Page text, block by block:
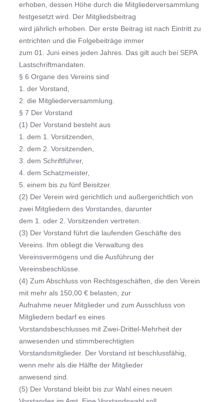
erhoben, dessen Höhe durch die Mitgliederversammlung
festgesetzt wird. Der Mitgliedsbeitrag
wird jährlich erhoben. Der erste Beitrag ist nach Eintritt zu
entrichten und die Folgebeiträge immer
zum 01. Juni eines jeden Jahres. Das gilt auch bei SEPA
Lastschriftmandaten.
§ 6 Organe des Vereins sind
1. der Vorstand,
2. die Mitgliederversammlung.
§ 7 Der Vorstand
(1) Der Vorstand besteht aus
1. dem 1. Vorsitzenden,
2. dem 2. Vorsitzenden,
3. dem Schriftführer,
4. dem Schatzmeister,
5. einem bis zu fünf Beisitzer.
(2) Der Verein wird gerichtlich und außergerichtlich von
zwei Mitgliedern des Vorstandes, darunter
dem 1. oder 2. Vorsitzenden vertreten.
(3) Der Vorstand führt die laufenden Geschäfte des
Vereins. Ihm obliegt die Verwaltung des
Vereinsvermögens und die Ausführung der
Vereinsbeschlüsse.
(4) Zum Abschluss von Rechtsgeschäften, die den Verein
mit mehr als 150,00 € belasten, zur
Aufnahme neuer Mitglieder und zum Ausschluss von
Mitgliedern bedarf es eines
Vorstandsbeschlusses mit Zwei-Drittel-Mehrheit der
anwesenden und stimmberechtigten
Vorstandsmitglieder. Der Vorstand ist beschlussfähig,
wenn mehr als die Hälfte der Mitglieder
anwesend sind.
(5) Der Vorstand bleibt bis zur Wahl eines neuen